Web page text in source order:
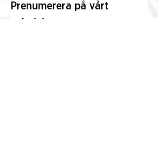
Prenumerera på vårt
nyhetsbrev